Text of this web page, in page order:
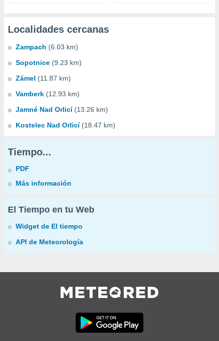
Localidades cercanas
Zampach (6.03 km)
Sopotnice (9.23 km)
Zámel (11.87 km)
Vamberk (12.93 km)
Jamné Nad Orlicí (13.26 km)
Kostelec Nad Orlicí (18.47 km)
Tiempo...
PDF
Más información
El Tiempo en tu Web
Widget de El tiempo
API de Meteorología